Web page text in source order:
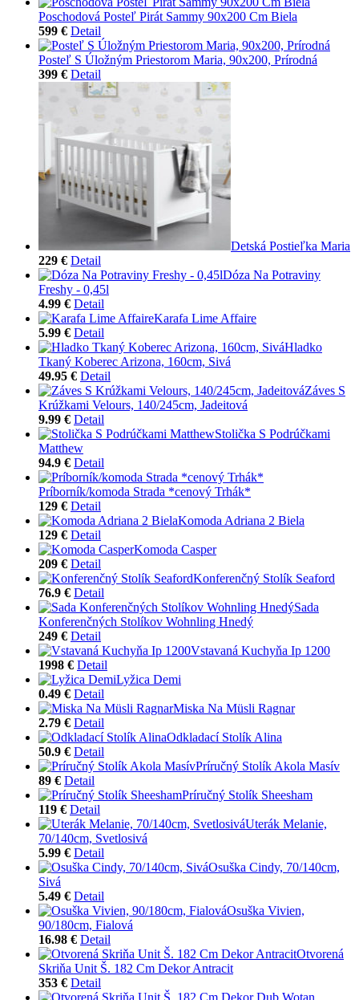
Poschodová Posteľ Pirát Sammy 90x200 Cm Biela
599 € Detail
Posteľ S Úložným Priestorom Maria, 90x200, Prírodná
399 € Detail
Detská Postieľka Maria
229 € Detail
Dóza Na Potraviny
Freshy - 0,45l
4.99 € Detail
Karafa Lime Affaire
5.99 € Detail
Hladko
Tkaný Koberec Arizona, 160cm, Sivá
49.95 € Detail
Záves S
Krúžkami Velours, 140/245cm, Jadeitová
9.99 € Detail
Stolička S Podrúčkami
Matthew
94.9 € Detail
Príborník/komoda Strada *cenový Trhák*
129 € Detail
Komoda Adriana 2 Biela
129 € Detail
Komoda Casper
209 € Detail
Konferenčný Stolík Seaford
76.9 € Detail
Sada
Konferenčných Stolíkov Wohnling Hnedý
249 € Detail
Vstavaná Kuchyňa Ip 1200
1998 € Detail
Lyžica Demi
0.49 € Detail
Miska Na Müsli Ragnar
2.79 € Detail
Odkladací Stolík Alina
50.9 € Detail
Príručný Stolík Akola Masív
89 € Detail
Príručný Stolík Sheesham
119 € Detail
Uterák Melanie,
70/140cm, Svetlosivá
5.99 € Detail
Osuška Cindy, 70/140cm,
Sivá
5.49 € Detail
Osuška Vivien,
90/180cm, Fialová
16.98 € Detail
Otvorená
Skriňa Unit Š. 182 Cm Dekor Antracit
353 € Detail